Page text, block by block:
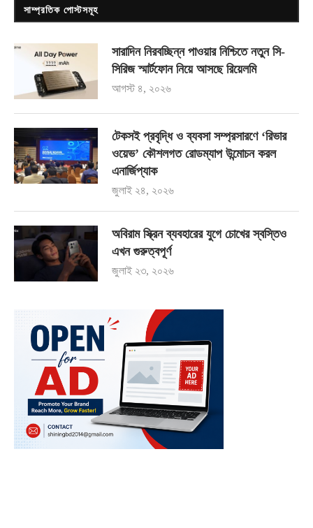
সাম্প্রতিক পোস্টসমূহ
সারাদিন নিরবচ্ছিন্ন পাওয়ার নিশ্চিতে নতুন সি-
সিরিজ স্মার্টফোন নিয়ে আসছে রিয়েলমি
আগস্ট ৪, ২০২৬
টেকসই প্রবৃদ্ধি ও ব্যবসা সম্প্রসারণে ‘রিভার
ওয়েভ’ কৌশলগত রোডম্যাপ উন্মোচন করল
এনার্জিপ্যাক
জুলাই ২৪, ২০২৬
অবিরাম স্ক্রিন ব্যবহারের যুগে চোখের স্বস্তিও
এখন গুরুত্বপূর্ণ
জুলাই ২৩, ২০২৬